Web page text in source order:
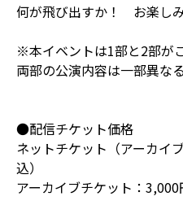
何が飛び出すか！ お楽し
※本イベントは1部と2部が
両部の公演内容は一部異な
●配信チケット価格
ネットチケット（アーカイ
込）
アーカイブチケット：3,000